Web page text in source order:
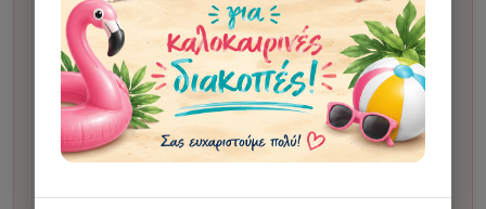
Σε κάποια σχέδια μπορεί να χρησιμοποιηθεί
τεχνητή νοημοσύνη για την παραγωγή της εικόνας.
Σε απεικόνιση ανθρώπου ενδέχεται να υπάρξει
μικρή αλλοίωση. Με την αποστολή φωτογραφίας ή
οδηγιών επιβεβαιώνετε ότι έχετε τα δικαιώματα
χρήσης του υλικού και μας δίνετε άδεια να το
επεξεργαστούμε εμείς και, όπου χρειάζεται,